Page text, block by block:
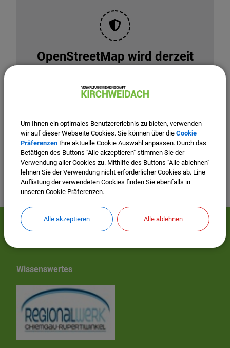
OpenStreetMap wird derzeit
Bitte aktivieren Sie "OpenStreetMap" in Ihren
Cookie Einstellungen.
Cookies Anpassen
Mehr entdecken
Wissenswertes
Um Ihnen ein optimales Benutzererlebnis zu bieten, verwenden
wir auf dieser Webseite Cookies. Sie können über die Cookie
Präferenzen Ihre aktuelle Cookie Auswahl anpassen. Durch das
Betätigen des Buttons "Alle akzeptieren" stimmen Sie der
Verwendung aller Cookies zu. Mithilfe des Buttons "Alle ablehnen"
lehnen Sie der Verwendung nicht erforderlicher Cookies ab. Eine
Auflistung der verwendeten Cookies finden Sie ebenfalls in
unseren Cookie Präferenzen.
Alle akzeptieren Alle ablehnen